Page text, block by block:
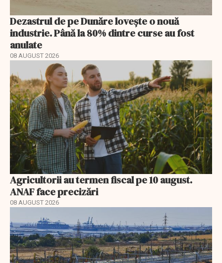
Dezastrul de pe Dunăre lovește o nouă
industrie. Până la 80% dintre curse au fost
anulate
08 AUGUST 2026
Agricultorii au termen fiscal pe 10 august.
ANAF face precizări
08 AUGUST 2026